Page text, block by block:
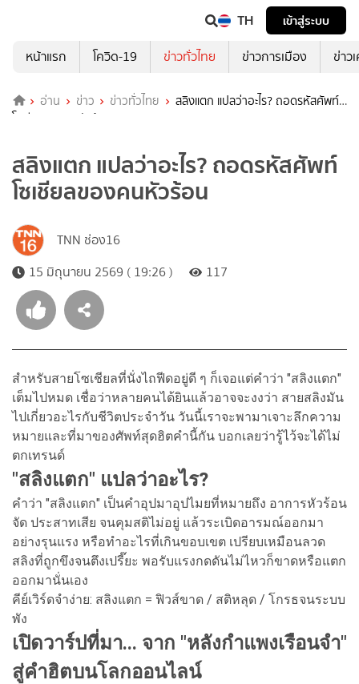
TH
เข้าสู่ระบบ
หน้าแรก
โควิด-19 ข่าวทั่วไทย ข่าวการเมือง ข่าว
อ่าน ข่าว ข่าวทั่วไทย
สลิงแตก แปลว่าอะไร? ถอดรหัสศัพท์
โซเชียลของคนหัวร้อน
สลิงแตก แปลว่าอะไร? ถอดรหัสศัพท์
โซเชียลของคนหัวร้อน
TNN ช่อง16
15 มิถุนายน 2569 ( 19:26 )
117
สำหรับสายโซเชียลที่นั่งไถฟีดอยู่ดี ๆ ก็เจอแต่คำว่า "สลิงแตก"
เต็มไปหมด เชื่อว่าหลายคนได้ยินแล้วอาจจะงงว่า สายสลิงมัน
ไปเกี่ยวอะไรกับชีวิตประจำวัน วันนี้เราจะพามาเจาะลึกความ
หมายและที่มาของศัพท์สุดฮิตคำนี้กัน บอกเลยว่ารู้ไว้จะได้ไม่
ตกเทรนด์
"สลิงแตก" แปลว่าอะไร?
คำว่า "สลิงแตก" เป็นคำอุปมาอุปไมยที่หมายถึง อาการหัวร้อน
จัด ประสาทเสีย จนคุมสติไม่อยู่ แล้วระเบิดอารมณ์ออกมา
อย่างรุนแรง หรือทำอะไรที่เกินขอบเขต เปรียบเหมือนลวด
สลิงที่ถูกขึงจนตึงเปรี๊ยะ พอรับแรงกดดันไม่ไหวก็ขาดหรือแตก
ออกมานั่นเอง
คีย์เวิร์ดจำง่าย: สลิงแตก = ฟิวส์ขาด / สติหลุด / โกรธจนระบบ
พัง
เปิดวาร์ปที่มา... จาก "หลังกำแพงเรือนจำ"
สู่คำฮิตบนโลกออนไลน์